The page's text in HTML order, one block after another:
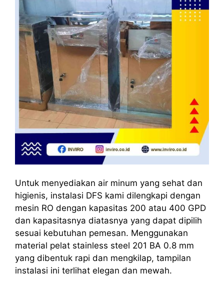
Untuk menyediakan air minum yang sehat dan
higienis, instalasi DFS kami dilengkapi dengan
mesin RO dengan kapasitas 200 atau 400 GPD
dan kapasitasnya diatasnya yang dapat dipilih
sesuai kebutuhan pemesan. Menggunakan
material pelat stainless steel 201 BA 0.8 mm
yang dibentuk rapi dan mengkilap, tampilan
instalasi ini terlihat elegan dan mewah.